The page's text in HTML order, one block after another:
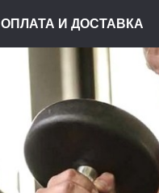
ОПЛАТА И ДОСТАВКА